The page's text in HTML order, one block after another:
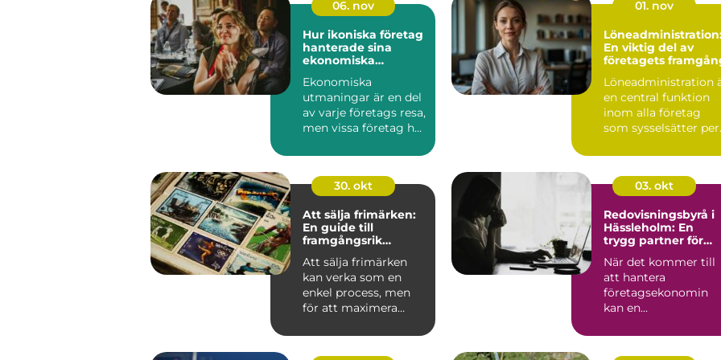
06. nov
Hur ikoniska företag
hanterade sina
ekonomiska
Ekonomiska
utmaningar är en del
av varje företags resa,
men vissa företag har
01. nov
En viktig del av
företagets
Löneadministration
en central funktion
inom alla företag
som sysselsätter
30. okt
Att sälja frimärken:
En guide till
framgångsrik
Att sälja frimärken
kan verka som en
enkel process, men
för att maximera
03. okt
Redovisningsbyrå i
Hässleholm: En
trygg partner för
När det kommer till
att hantera
företagsekonomin
kan en
Häss...